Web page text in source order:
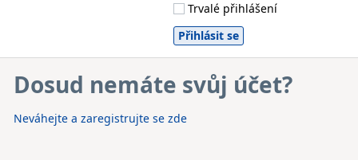
Trvalé přihlášení
Dosud nemáte svůj účet?
Neváhejte a zaregistrujte se zde